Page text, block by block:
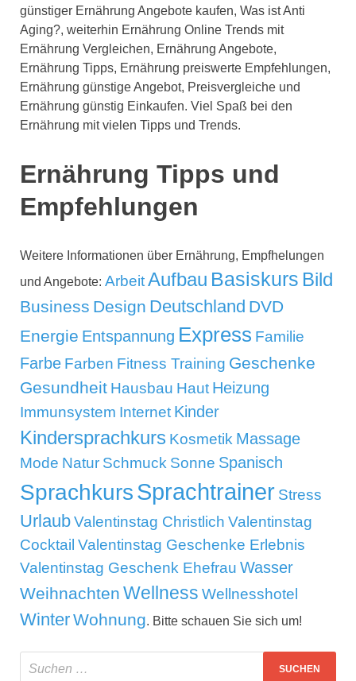
günstiger Ernährung Angebote kaufen, Was ist Anti
Aging?, weiterhin Ernährung Online Trends mit
Ernährung Vergleichen, Ernährung Angebote,
Ernährung Tipps, Ernährung preiswerte Empfehlungen,
Ernährung günstige Angebot, Preisvergleiche und
Ernährung günstig Einkaufen. Viel Spaß bei den
Ernährung mit vielen Tipps und Trends.
Ernährung Tipps und
Empfehlungen
Weitere Informationen über Ernährung, Empfhelungen
und Angebote: ArbeitAufbau Basiskurs Bild
Business Design Deutschland DVD
Energie Entspannung Express Familie
Farbe Farben Fitness Training Geschenke
Gesundheit Hausbau Haut Heizung
Immunsystem Internet Kinder
Kindersprachkurs Kosmetik Massage
Mode Natur Schmuck Sonne Spanisch
SprachkursSprachtrainer Stress
UrlaubValentinstag Christlich Valentinstag
Cocktail Valentinstag Geschenke Erlebnis
Valentinstag Geschenk Ehefrau Wasser
Weihnachten Wellness Wellnesshotel
WinterWohnung. Bitte schauen Sie sich um!